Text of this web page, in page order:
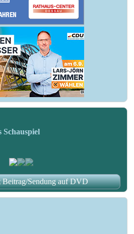
Schauspiel
Beitrag/Sendung auf DVD